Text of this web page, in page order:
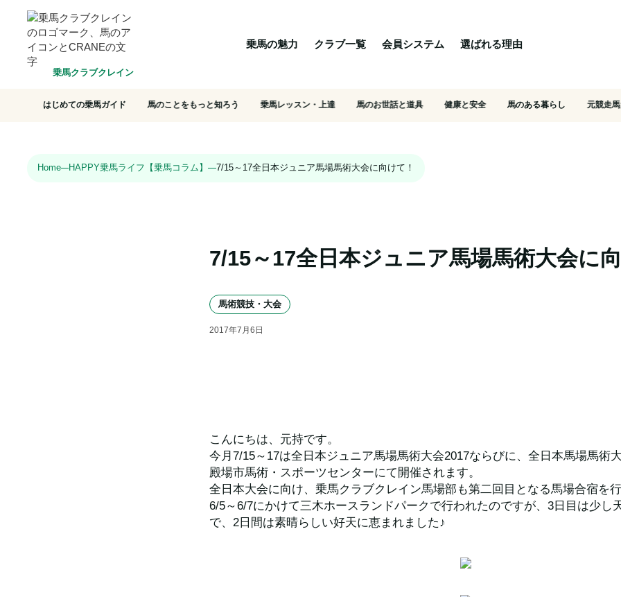
乗馬クラブクレイン
乗馬の魅力 クラブ一覧 会員システム 選ばれる理由
HOME 乗馬の魅力 クラブ一覧
はじめての乗馬ガイド 馬のことをもっと知ろう 乗馬レッスン・上達 馬のお世話と道具 健康と安全 馬のある暮らし 元競走
Home HAPPY乗馬ライフ【乗馬コラム】 7/15～17全日本ジュニア馬場馬術大会に向けて！
7/15～17全日本ジュニア馬場馬術大会に
馬術競技・大会
2017年7 月6 日
こんにちは、元持です。
今月7/15～17は全日本ジュニア馬場馬術大会2017ならびに、全日本馬場馬術
殿場市馬術・スポーツセンターにて開催されます。
全日本大会に向け、乗馬クラブクレイン馬場部も第二回目となる馬場合宿を
6/5～6/7にかけて三木ホースランドパークで行われたのですが、3日目は少し
で、2日間は素晴らしい好天に恵まれました♪